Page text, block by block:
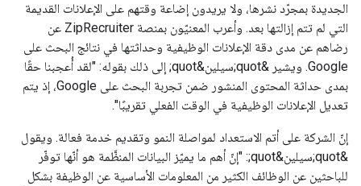
الجديدة بمجرّد نشرها، ولا يريدون إضاعة وقتهم على الإعلانات القديمة
التي لم تتم إزالتها بعد. وأعرب المعنيّون بمنصة ZipRecruiter عن
رضاهم عن مدى دقة الإعلانات الوظيفية وحداثتها في نتائج البحث على
Google. ويشير &quot;سيلين&quot; إلى ذلك بقوله: "لقد أُعجبنا حقًا
بمدى حداثة المحتوى المنشور ضمن تجربة البحث على Google، إذ يتم
تعديل الإعلانات الوظيفية في الوقت الفعلي تقريبًا".
إنّ الشركة على أتم الاستعداد لمواصلة النمو وتقديم خدمة فعالة. ويقول
&quot;سيلين&quot;: "إنّ أهم ما يميّز البيانات المنظَّمة هو أنّها توفّر
للباحثين عن الوظائف الكثير من المعلومات الأساسية عن الوظيفة بشكل